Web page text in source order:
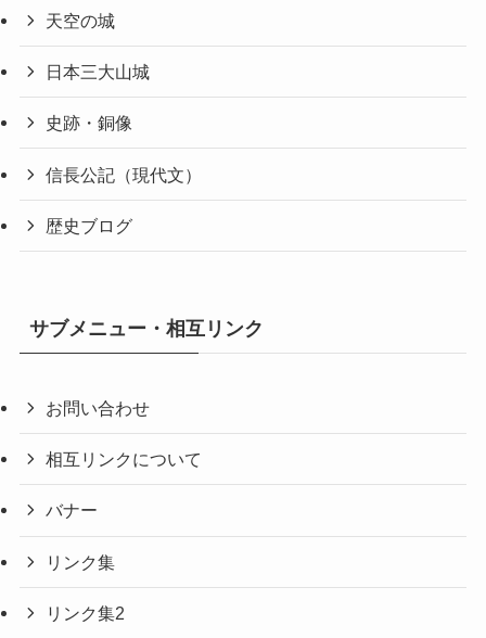
天空の城
日本三大山城
史跡・銅像
信長公記（現代文）
歴史ブログ
サブメニュー・相互リンク
お問い合わせ
相互リンクについて
バナー
リンク集
リンク集2